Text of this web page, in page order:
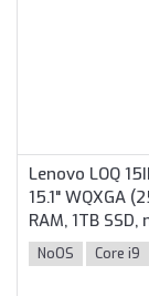
Lenovo LOQ
15.1" WQXGA
RAM, 1TB
billentyűzet,
Sötétszürke
NoOS Core i9